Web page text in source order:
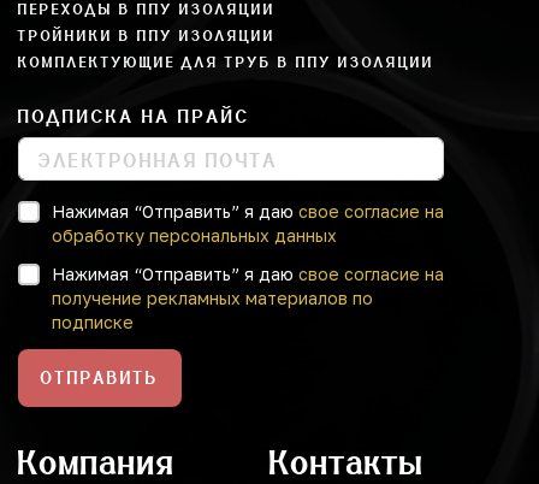
ПЕРЕХОДЫ В ППУ ИЗОЛЯЦИИ
ТРОЙНИКИ В ППУ ИЗОЛЯЦИИ
КОМПЛЕКТУЮЩИЕ ДЛЯ ТРУБ В ППУ ИЗОЛЯЦИИ
ПОДПИСКА НА ПРАЙС
Нажимая “Отправить” я даю свое согласие на
обработку персональных данных
Нажимая “Отправить” я даю свое согласие на
получение рекламных материалов по
подписке
ОТПРАВИТЬ
Компания Контакты